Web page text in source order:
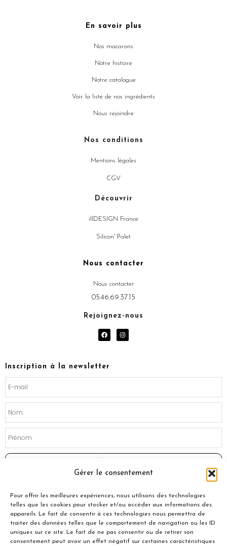
Gérer le consentement
Pour offrir les meilleures expériences, nous utilisons des technologies
telles que les cookies pour stocker et/ou accéder aux informations des
appareils. Le fait de consentir à ces technologies nous permettra de
traiter des données telles que le comportement de navigation ou les ID
uniques sur ce site. Le fait de ne pas consentir ou de retirer son
consentement peut avoir un effet négatif sur certaines caractéristiques
En savoir plus
Nos macarons
Notre histoire
Notre catalogue
Voir la liste de nos ingrédients
Nous rejoindre
Nos conditions
Mentions légales
CGV
Découvrir
illDESIGN France
Silicon' Palet
Nous contacter
Nous contacter
05.46.69.37.15
Rejoignez-nous
F
a
o
I
n
Inscription à la newsletter